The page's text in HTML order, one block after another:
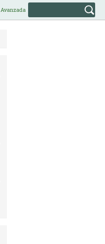
Avanzada